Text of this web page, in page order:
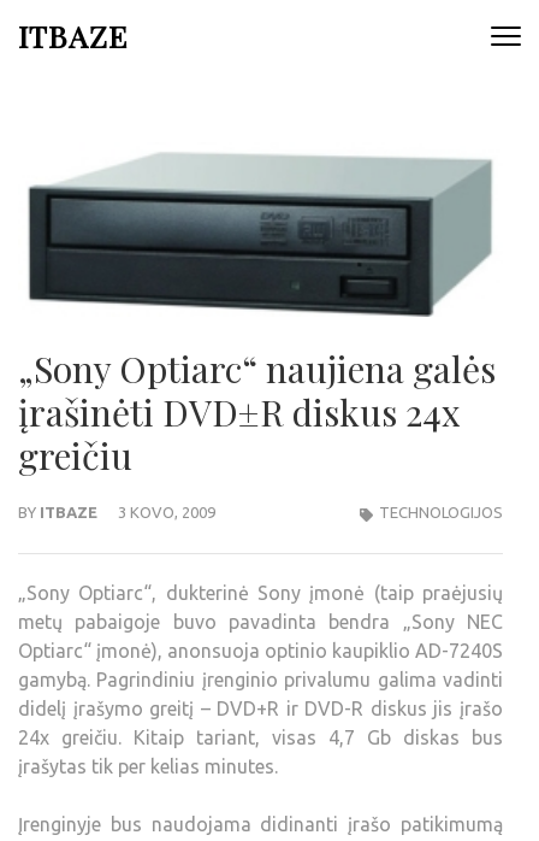
ITBAZE
„Sony Optiarc“ naujiena galės
įrašinėti DVD±R diskus 24x
greičiu
BY ITBAZE 3 KOVO, 2009 TECHNOLOGIJOS
„Sony Optiarc“, dukterinė Sony įmonė (taip praėjusių
metų pabaigoje buvo pavadinta bendra „Sony NEC
Optiarc“ įmonė), anonsuoja optinio kaupiklio AD-7240S
gamybą. Pagrindiniu įrenginio privalumu galima vadinti
didelį įrašymo greitį – DVD+R ir DVD-R diskus jis įrašo
24x greičiu. Kitaip tariant, visas 4,7 Gb diskas bus
įrašytas tik per kelias minutes.
Įrenginyje bus naudojama didinanti įrašo patikimumą